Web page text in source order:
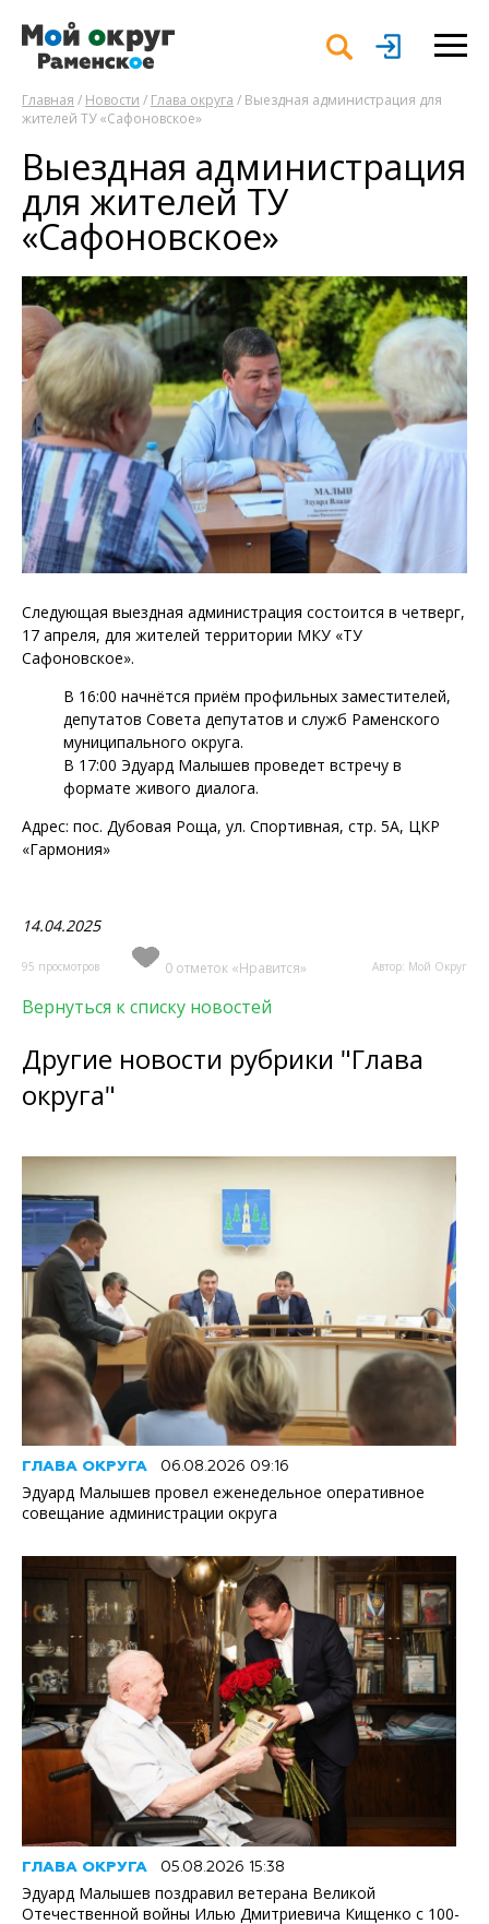
Главная / Новости / Глава округа / Выездная администрация для
жителей ТУ «Сафоновское»
Выездная администрация
для жителей ТУ
«Сафоновское»
Следующая выездная администрация состоится в четверг,
17 апреля, для жителей территории МКУ «ТУ
Сафоновское».
В 16:00 начнётся приём профильных заместителей,
депутатов Совета депутатов и служб Раменского
муниципального округа.
В 17:00 Эдуард Малышев проведет встречу в
формате живого диалога.
Адрес: пос. Дубовая Роща, ул. Спортивная, стр. 5А, ЦКР
«Гармония»
14.04.2025
95 просмотров 0 отметок «Нравится» Автор: Мой Округ
Вернуться к списку новостей
Другие новости рубрики "Глава
округа"
ГЛАВА ОКРУГА 06.08.2026 09:16
Эдуард Малышев провел еженедельное оперативное
совещание администрации округа
ГЛАВА ОКРУГА 05.08.2026 15:38
Эдуард Малышев поздравил ветерана Великой
Отечественной войны Илью Дмитриевича Кищенко с 100-